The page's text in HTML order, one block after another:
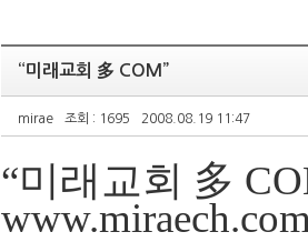
“미래교회 多 COM”
mirae 조회 : 1695 2008.08.19 11:47
“미래교회 多